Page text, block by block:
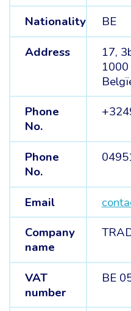
Nationality
BE
Address
17,
Phone
No.
Phone
No.
Email
Company
name
VAT
number
BE